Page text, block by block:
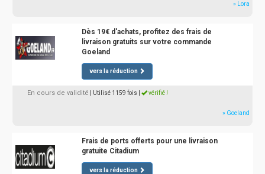
» Lora
Dès 19€ d'achats, profitez des frais de
livraison gratuits sur votre commande
Goeland
vers la réduction
En cours de validité | Utilisé 1159 fois vérifié !
» Goeland
Frais de ports offerts pour une livraison
gratuite Citadium
vers la réduction